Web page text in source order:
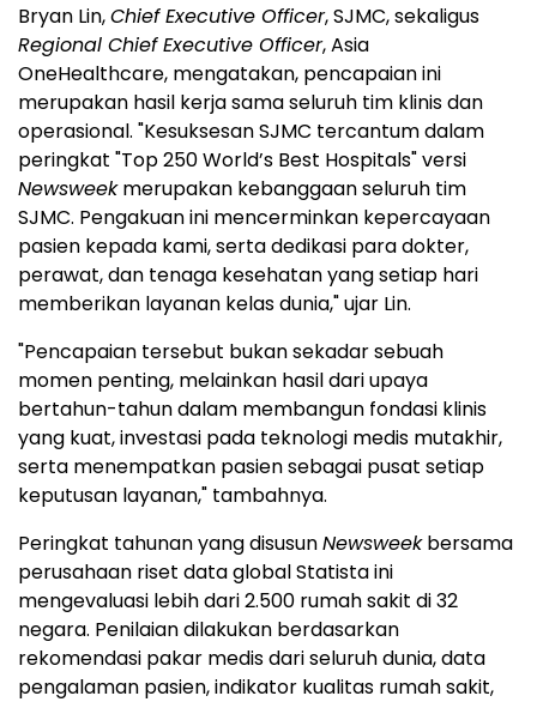
Bryan Lin,Chief Executive Officer, SJMC, sekaligus
Regional Chief Executive Officer, Asia
OneHealthcare, mengatakan, pencapaian ini
merupakan hasil kerja sama seluruh tim klinis dan
operasional. "Kesuksesan SJMC tercantum dalam
peringkat "Top 250 World’s Best Hospitals" versi
Newsweekmerupakan kebanggaan seluruh tim
SJMC. Pengakuan ini mencerminkan kepercayaan
pasien kepada kami, serta dedikasi para dokter,
perawat, dan tenaga kesehatan yang setiap hari
memberikan layanan kelas dunia," ujar Lin.
"Pencapaian tersebut bukan sekadar sebuah
momen penting, melainkan hasil dari upaya
bertahun-tahun dalam membangun fondasi klinis
yang kuat, investasi pada teknologi medis mutakhir,
serta menempatkan pasien sebagai pusat setiap
keputusan layanan," tambahnya.
Peringkat tahunan yang disusunNewsweekbersama
perusahaan riset data global Statista ini
mengevaluasi lebih dari 2.500 rumah sakit di 32
negara. Penilaian dilakukan berdasarkan
rekomendasi pakar medis dari seluruh dunia, data
pengalaman pasien, indikator kualitas rumah sakit,